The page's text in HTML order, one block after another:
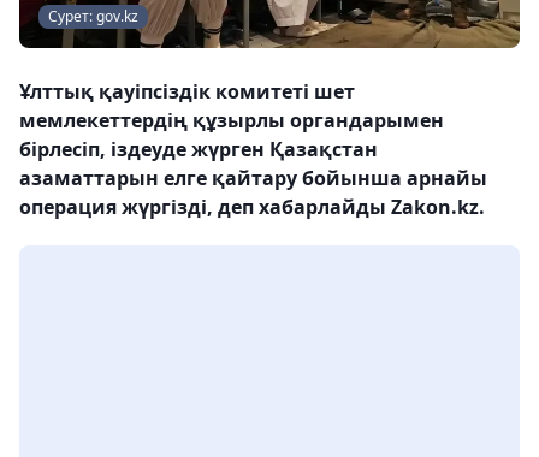
Сурет: gov.kz
Ұлттық қауіпсіздік комитеті шет
мемлекеттердің құзырлы органдарымен
бірлесіп, іздеуде жүрген Қазақстан
азаматтарын елге қайтару бойынша арнайы
операция жүргізді, деп хабарлайды Zakon.kz.